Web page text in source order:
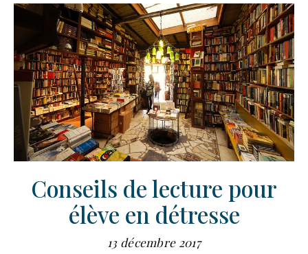
Conseils de lecture pour
élève en détresse
13 décembre 2017